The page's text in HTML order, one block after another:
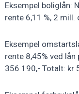
Eksempel boliglån:
rente 6,11 %, 2
Eksempel
rente 8,45% ved
356 190,- Totalt: kr